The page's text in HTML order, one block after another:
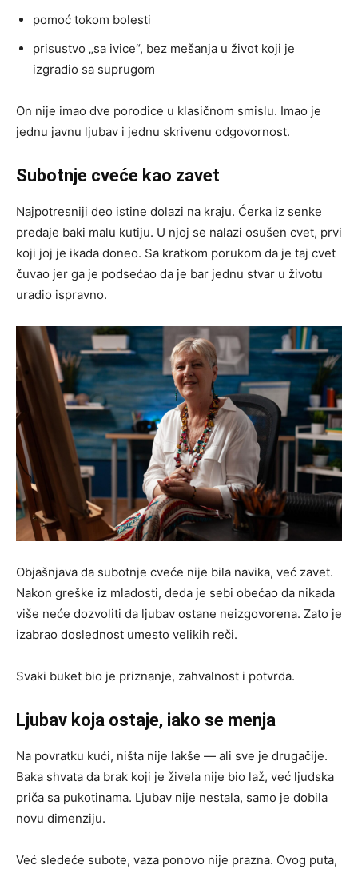
pomoć tokom bolesti
prisustvo „sa ivice“, bez mešanja u život koji je
izgradio sa suprugom
On nije imao dve porodice u klasičnom smislu. Imao je
jednu javnu ljubav i jednu skrivenu odgovornost.
Subotnje cveće kao zavet
Najpotresniji deo istine dolazi na kraju. Ćerka iz senke
predaje baki malu kutiju. U njoj se nalazi osušen cvet, prvi
koji joj je ikada doneo. Sa kratkom porukom da je taj cvet
čuvao jer ga je podsećao da je bar jednu stvar u životu
uradio ispravno.
Objašnjava da subotnje cveće nije bila navika, već zavet.
Nakon greške iz mladosti, deda je sebi obećao da nikada
više neće dozvoliti da ljubav ostane neizgovorena. Zato je
izabrao doslednost umesto velikih reči.
Svaki buket bio je priznanje, zahvalnost i potvrda.
Ljubav koja ostaje, iako se menja
Na povratku kući, ništa nije lakše — ali sve je drugačije.
Baka shvata da brak koji je živela nije bio laž, već ljudska
priča sa pukotinama. Ljubav nije nestala, samo je dobila
novu dimenziju.
Već sledeće subote, vaza ponovo nije prazna. Ovog puta,